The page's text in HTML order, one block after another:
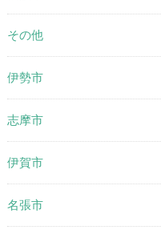
その他
伊勢市
志摩市
伊賀市
名張市